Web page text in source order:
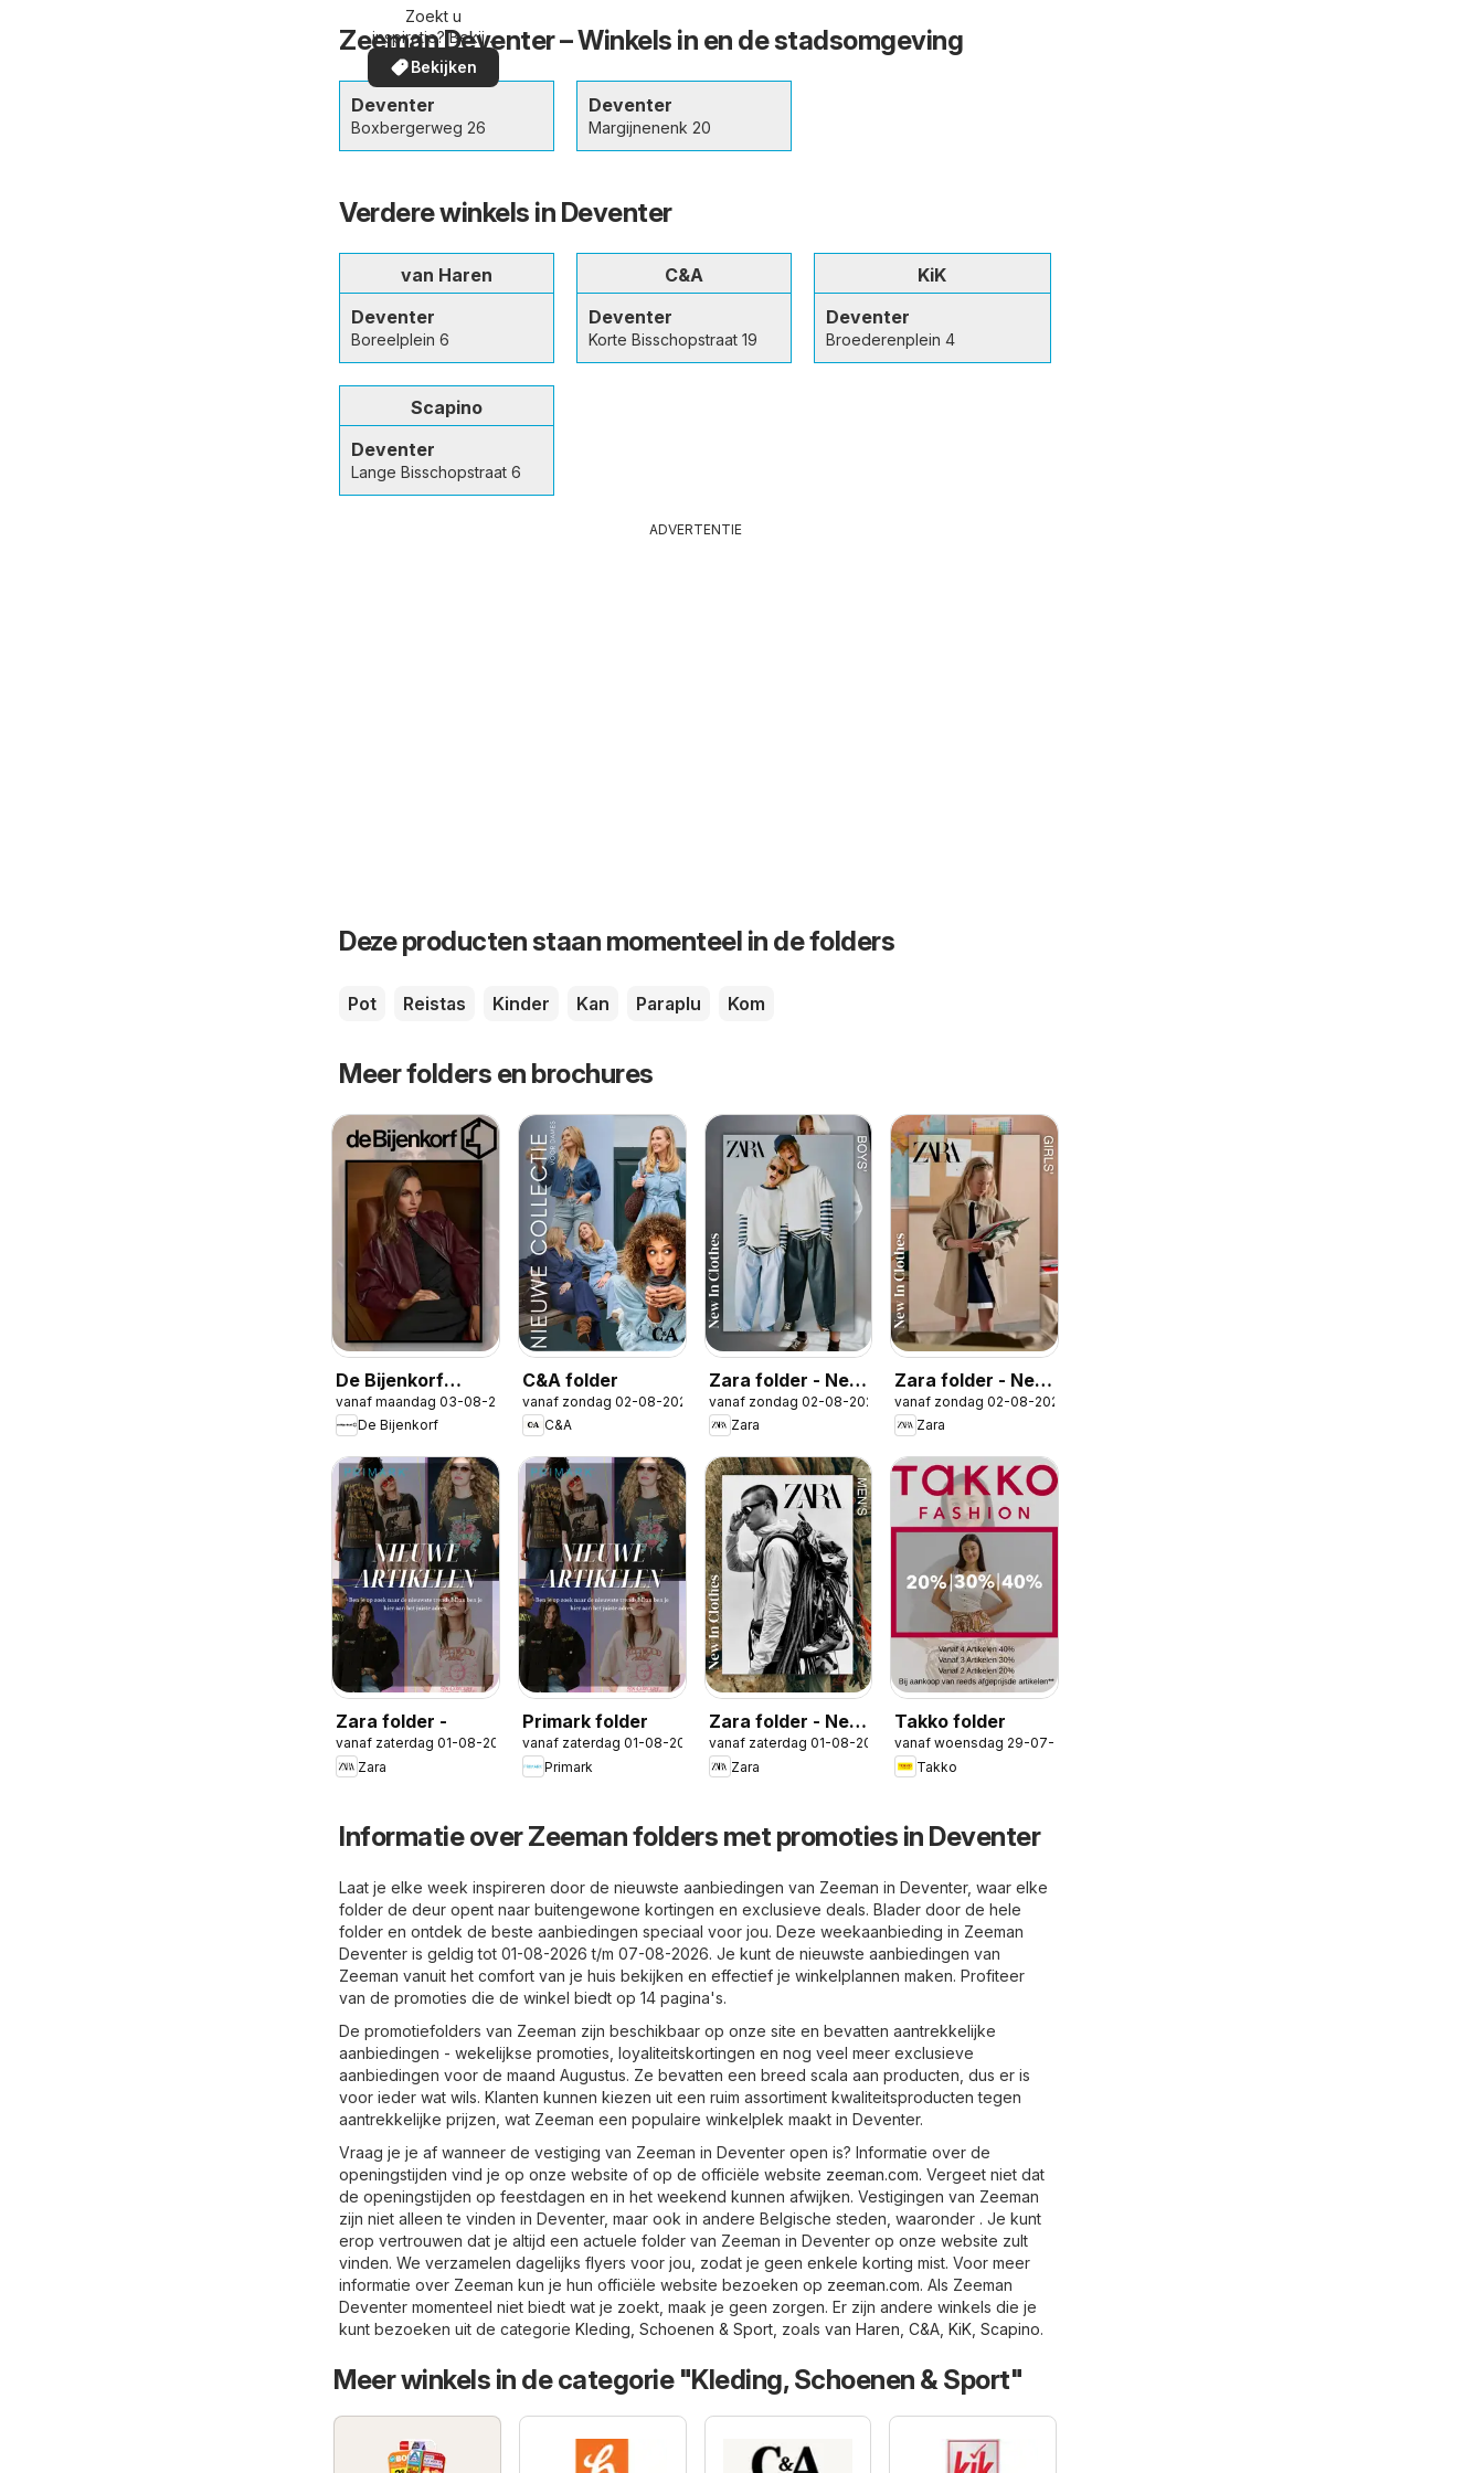
omgeving
Zoekt u
inspiratie? Bekijk
de aanbiedingen
in uw buurt!
Bekijken
Zeeman Deventer – Winkels in en de stadsomgeving
Deventer
Boxbergerweg 26
Deventer
Margijnenenk 20
Verdere winkels in Deventer
van Haren
Deventer
Boreelplein 6
C&A
Deventer
Korte Bisschopstraat 19
KiK
Deventer
Broederenplein 4
Scapino
Deventer
Lange Bisschopstraat 6
ADVERTENTIE
Deze producten staan momenteel in de folders
Pot Reistas Kinder Kan Paraplu Kom
Meer folders en brochures
De Bijenkorf
folder
vanaf maandag 03-08-2026
De Bijenkorf
C&A folder
vanaf zondag 02-08-2026
C&A
Zara folder - New
in Boys
vanaf zondag 02-08-2026
Zara
Zara folder - New
in Girls
vanaf zondag 02-08-2026
Zara
Zara folder -
vanaf zaterdag 01-08-2026
Zara
Primark folder
vanaf zaterdag 01-08-2026
Primark
Zara folder - New
in Men
vanaf zaterdag 01-08-2026
Zara
Takko folder
vanaf woensdag 29-07-2026
Takko
Informatie over Zeeman folders met promoties in Deventer
Laat je elke week inspireren door de nieuwste aanbiedingen van Zeeman in Deventer, waar elke
folder de deur opent naar buitengewone kortingen en exclusieve deals. Blader door de hele
folder en ontdek de beste aanbiedingen speciaal voor jou. Deze weekaanbieding in Zeeman
Deventer is geldig tot 01-08-2026 t/m 07-08-2026. Je kunt de nieuwste aanbiedingen van
Zeeman vanuit het comfort van je huis bekijken en effectief je winkelplannen maken. Profiteer
van de promoties die de winkel biedt op 14 pagina's.
De promotiefolders van Zeeman zijn beschikbaar op onze site en bevatten aantrekkelijke
aanbiedingen - wekelijkse promoties, loyaliteitskortingen en nog veel meer exclusieve
aanbiedingen voor de maand Augustus. Ze bevatten een breed scala aan producten, dus er is
voor ieder wat wils. Klanten kunnen kiezen uit een ruim assortiment kwaliteitsproducten tegen
aantrekkelijke prijzen, wat Zeeman een populaire winkelplek maakt in Deventer.
Vraag je je af wanneer de vestiging van Zeeman in Deventer open is? Informatie over de
openingstijden vind je op onze website of op de officiële website zeeman.com. Vergeet niet dat
de openingstijden op feestdagen en in het weekend kunnen afwijken. Vestigingen van Zeeman
zijn niet alleen te vinden in Deventer, maar ook in andere Belgische steden, waaronder . Je kunt
erop vertrouwen dat je altijd een actuele folder van Zeeman in Deventer op onze website zult
vinden. We verzamelen dagelijks flyers voor jou, zodat je geen enkele korting mist. Voor meer
informatie over Zeeman kun je hun officiële website bezoeken op zeeman.com. Als Zeeman
Deventer momenteel niet biedt wat je zoekt, maak je geen zorgen. Er zijn andere winkels die je
kunt bezoeken uit de categorie Kleding, Schoenen & Sport , zoals van Haren C&A KiK Scapino.
Meer winkels in de categorie "Kleding, Schoenen & Sport"